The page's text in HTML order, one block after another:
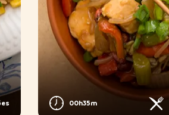
00h35m